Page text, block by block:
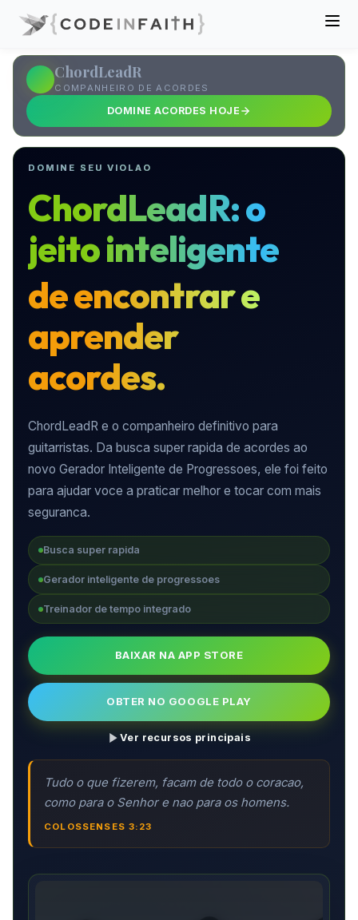
ChordLeadR
COMPANHEIRO DE ACORDES
DOMINE ACORDES HOJE
DOMINE SEU VIOLAO
ChordLeadR: o
jeito inteligente
de encontrar e
aprender
acordes.
ChordLeadR e o companheiro definitivo para
guitarristas. Da busca super rapida de acordes ao
novo Gerador Inteligente de Progressoes, ele foi feito
para ajudar voce a praticar melhor e tocar com mais
seguranca.
Busca super rapida
Gerador inteligente de progressoes
Treinador de tempo integrado
BAIXAR NA APP STORE
OBTER NO GOOGLE PLAY
Ver recursos principais
Tudo o que fizerem, facam de todo o coracao,
como para o Senhor e nao para os homens.
COLOSSENSES 3:23